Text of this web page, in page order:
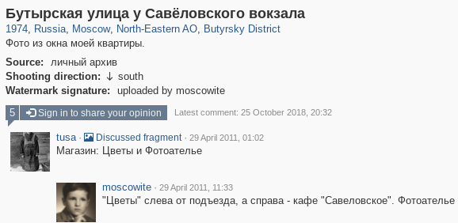
Бутырская улица у Савёловского вокзала
1974, Russia
1,406,761 29,243
, Moscow
319,864 8,286
, North-Eastern AO
24,490 250
, Butyrsky District
779 8
Фото из окна моей квартиры.
Source:
личный архив
Shooting direction:  south
Watermark signature:
uploaded by moscowite
5 Sign in to share your opinion Latest comment: 25 October 2018, 20:32
tusa · Discussed fragment · 29 April 2011, 01:02
Магазин: Цветы и Фотоателье
moscowite · 29 April 2011, 11:33
"Цветы" слева от подъезда, а справа - кафе "Савеловское".